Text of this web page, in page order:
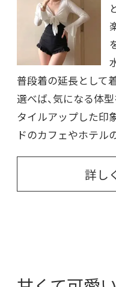
普段着の延長として
選べば、気になる体
タイルアップした印
ドのカフェやホテル
詳し